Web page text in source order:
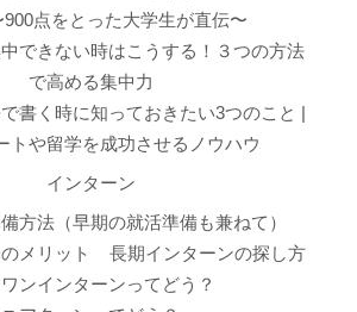
点をとった大学生が直伝〜
できない時はこうする！３つの方法
で高める集中力
書く時に知っておきたい3つのこと |
トや留学を成功させるノウハウ
インターン
方法（早期の就活準備も兼ねて）
メリット
長期インターンの探し方
ンインターンってどう？